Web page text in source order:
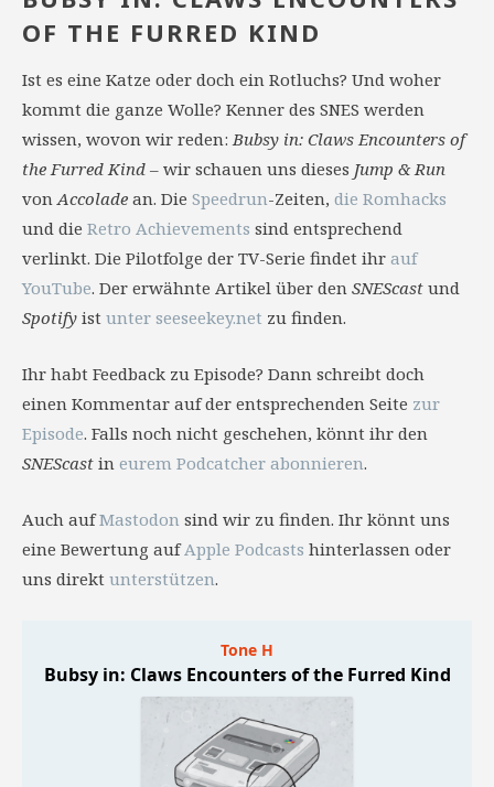
OF THE FURRED KIND
Ist es eine Katze oder doch ein Rotluchs? Und woher
kommt die ganze Wolle? Kenner des SNES werden
wissen, wovon wir reden:Bubsy in: Claws Encounters of
the Furred Kind – wir schauen uns dieses Jump & Run
vonAccolade an. Die Speedrun-Zeiten, die Romhacks
und die Retro Achievements sind entsprechend
verlinkt. Die Pilotfolge der TV-Serie findet ihr auf
YouTube. Der erwähnte Artikel über den SNEScast und
Spotify ist unter seeseekey.net zu finden.
Ihr habt Feedback zu Episode? Dann schreibt doch
einen Kommentar auf der entsprechenden Seite zur
Episode. Falls noch nicht geschehen, könnt ihr den
SNEScast in eurem Podcatcher abonnieren.
Auch aufMastodon sind wir zu finden. Ihr könnt uns
eine Bewertung aufApple Podcasts hinterlassen oder
uns direkt unterstützen.